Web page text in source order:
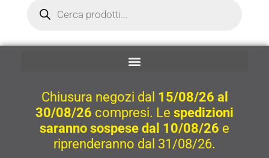
Chiusura negozi dal 15/08/26 al
30/08/26 compresi. Le spedizioni
saranno sospese dal 10/08/26 e
riprenderanno dal 31/08/26.